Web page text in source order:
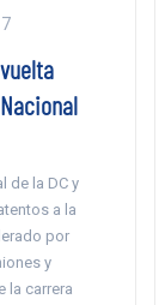
de la DC y
a la
por
y
la carrera